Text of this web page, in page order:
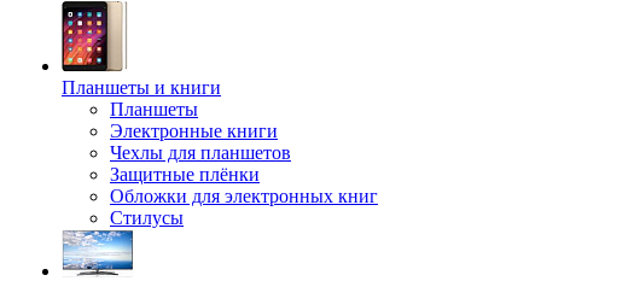
Планшеты и книги
Планшеты
Электронные книги
Чехлы для планшетов
Защитные плёнки
Обложки для электронных книг
Стилусы